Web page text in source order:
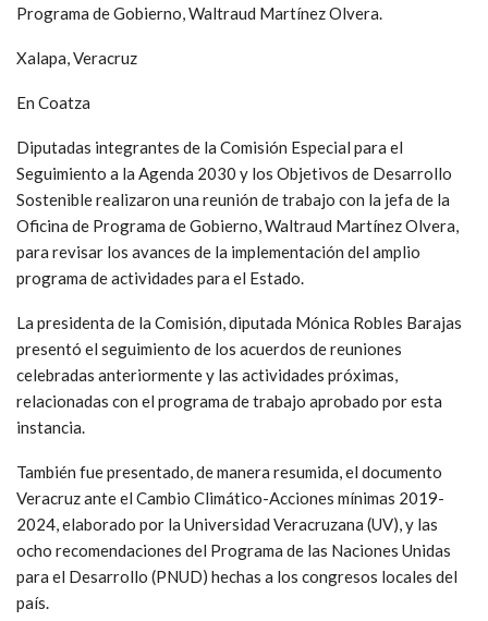
Programa de Gobierno, Waltraud Martínez Olvera.
Xalapa, Veracruz
En Coatza
Diputadas integrantes de la Comisión Especial para el
Seguimiento a la Agenda 2030 y los Objetivos de Desarrollo
Sostenible realizaron una reunión de trabajo con la jefa de la
Oficina de Programa de Gobierno, Waltraud Martínez Olvera,
para revisar los avances de la implementación del amplio
programa de actividades para el Estado.
La presidenta de la Comisión, diputada Mónica Robles Barajas
presentó el seguimiento de los acuerdos de reuniones
celebradas anteriormente y las actividades próximas,
relacionadas con el programa de trabajo aprobado por esta
instancia.
También fue presentado, de manera resumida, el documento
Veracruz ante el Cambio Climático-Acciones mínimas 2019-
2024, elaborado por la Universidad Veracruzana (UV), y las
ocho recomendaciones del Programa de las Naciones Unidas
para el Desarrollo (PNUD) hechas a los congresos locales del
país.